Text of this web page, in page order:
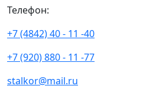
Телефон:
+7 (4842) 40 - 11 -40
+7 (920) 880 - 11 -77
stalkor@mail.ru